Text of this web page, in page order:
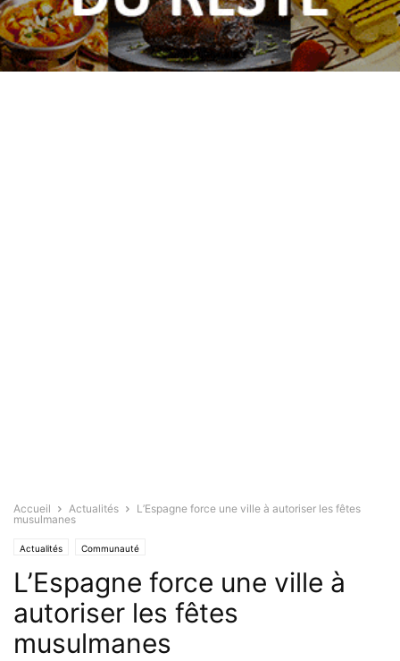
Accueil Actualités
L’Espagne force une ville à autoriser les fêtes
musulmanes
Actualités Communauté
L’Espagne force une ville à
autoriser les fêtes
musulmanes